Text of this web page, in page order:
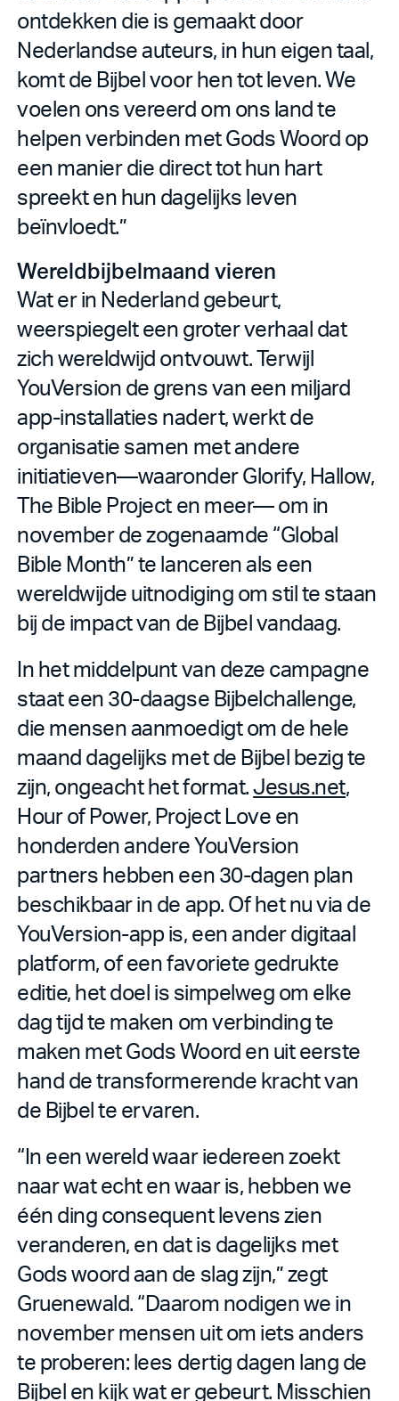
ontdekken die is gemaakt door
Nederlandse auteurs, in hun eigen taal,
komt de Bijbel voor hen tot leven. We
voelen ons vereerd om ons land te
helpen verbinden met Gods Woord op
een manier die direct tot hun hart
spreekt en hun dagelijks leven
beïnvloedt.”
Wereldbijbelmaand vieren
Wat er in Nederland gebeurt,
weerspiegelt een groter verhaal dat
zich wereldwijd ontvouwt. Terwijl
YouVersion de grens van een miljard
app-installaties nadert, werkt de
organisatie samen met andere
initiatieven—waaronder Glorify, Hallow,
The Bible Project en meer— om in
november de zogenaamde “Global
Bible Month” te lanceren als een
wereldwijde uitnodiging om stil te staan
bij de impact van de Bijbel vandaag.
In het middelpunt van deze campagne
staat een 30-daagse Bijbelchallenge,
die mensen aanmoedigt om de hele
maand dagelijks met de Bijbel bezig te
zijn, ongeacht het format.Jesus.net,
Hour of Power, Project Love en
honderden andere YouVersion
partners hebben een 30-dagen plan
beschikbaar in de app. Of het nu via de
YouVersion-app is, een ander digitaal
platform, of een favoriete gedrukte
editie, het doel is simpelweg om elke
dag tijd te maken om verbinding te
maken met Gods Woord en uit eerste
hand de transformerende kracht van
de Bijbel te ervaren.
“In een wereld waar iedereen zoekt
naar wat echt en waar is, hebben we
één ding consequent levens zien
veranderen, en dat is dagelijks met
Gods woord aan de slag zijn,” zegt
Gruenewald. “Daarom nodigen we in
november mensen uit om iets anders
te proberen: lees dertig dagen lang de
Bijbel en kijk wat er gebeurt. Misschien